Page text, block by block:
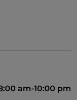
am-10:00 pm